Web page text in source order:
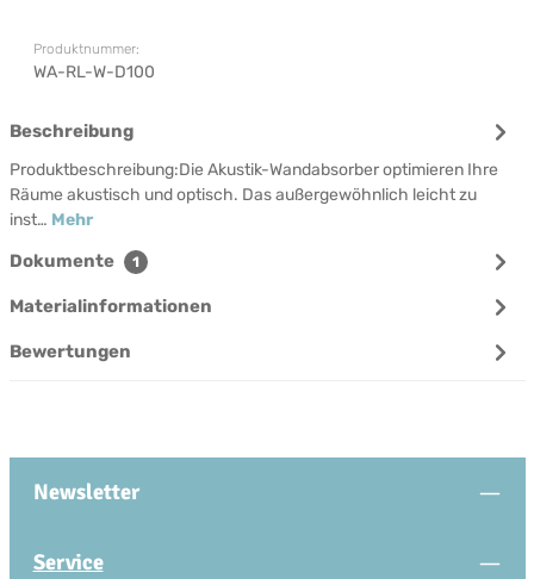
Produktnummer:
WA-RL-W-D100
Beschreibung
Produktbeschreibung:Die Akustik-Wandabsorber optimieren Ihre
Räume akustisch und optisch. Das außergewöhnlich leicht zu
inst… Mehr
Dokumente 1
Materialinformationen
Bewertungen
Newsletter
Service